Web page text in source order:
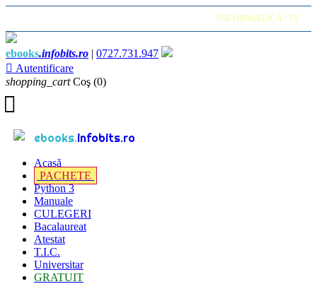
INFORMATICĂ / IT
ebooks.infobits.ro | 0727.731.947
 Autentificare
shopping_cart Coş (0)

ebooks.infobits.ro
Acasă
PACHETE
Python 3
Manuale
CULEGERI
Bacalaureat
Atestat
T.I.C.
Universitar
GRATUIT